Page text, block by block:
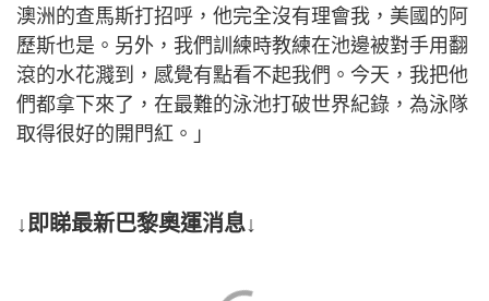
澳洲的查馬斯打招呼，他完全沒有理會我，美國的阿
歷斯也是。另外，我們訓練時教練在池邊被對手用翻
滾的水花濺到，感覺有點看不起我們。今天，我把他
們都拿下來了，在最難的泳池打破世界紀錄，為泳隊
取得很好的開門紅。」
↓即睇最新巴黎奧運消息↓